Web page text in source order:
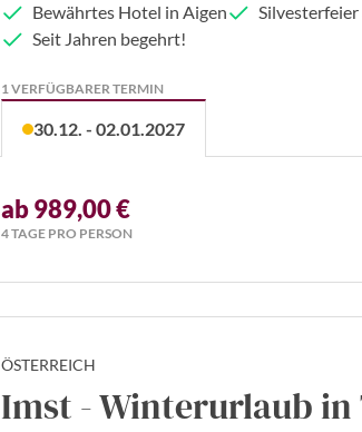
Bewährtes Hotel in Aigen
Silvesterfeier
Seit Jahren begehrt!
1 VERFÜGBARER TERMIN
30.12. - 02.01.2027
ab 989,00 €
4 TAGE PRO PERSON
ÖSTERREICH
Imst - Winterurlaub